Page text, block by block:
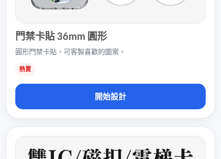
門禁卡貼 36mm 圓形
圓形門禁卡貼，可客製喜歡的圖案。
熱賣
開始設計